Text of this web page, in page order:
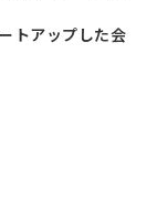
トアップした会